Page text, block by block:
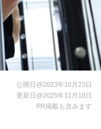
公開日@2023年10月23日
更新日@2025年11月18日
PR掲載も含みます